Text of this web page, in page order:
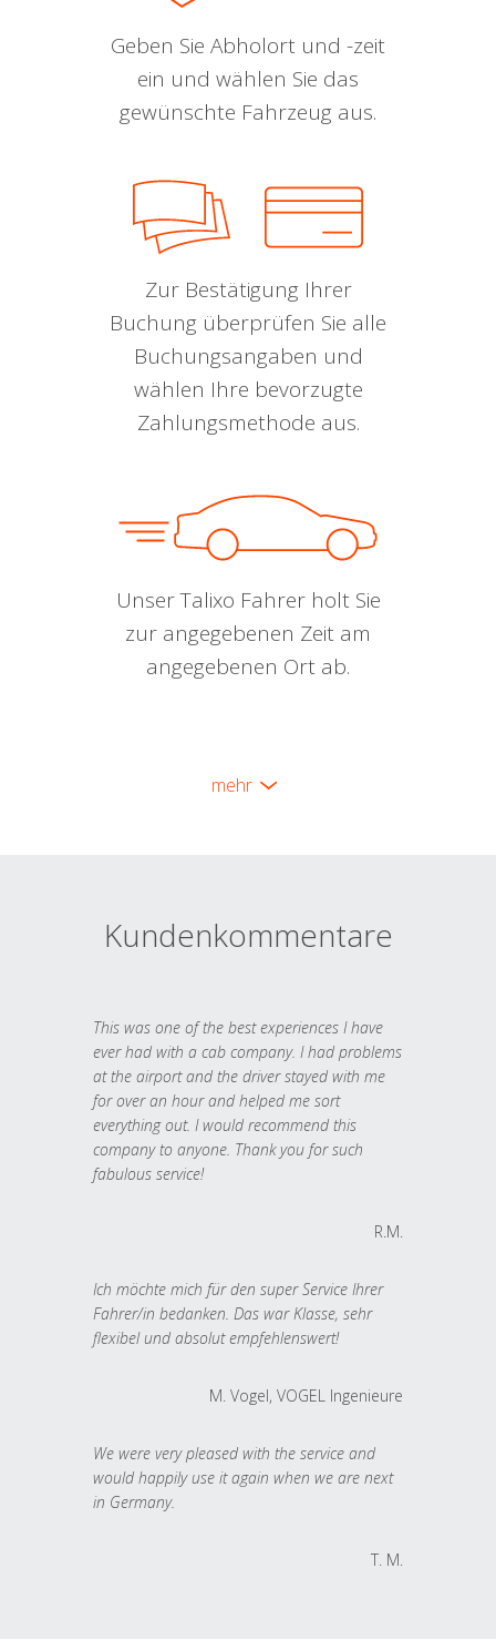
Geben Sie Abholort und -zeit
ein und wählen Sie das
gewünschte Fahrzeug aus.
Zur Bestätigung Ihrer
Buchung überprüfen Sie alle
Buchungsangaben und
wählen Ihre bevorzugte
Zahlungsmethode aus.
Unser Talixo Fahrer holt Sie
zur angegebenen Zeit am
angegebenen Ort ab.
mehr
Kundenkommentare
This was one of the best experiences I have
ever had with a cab company. I had problems
at the airport and the driver stayed with me
for over an hour and helped me sort
everything out. I would recommend this
company to anyone. Thank you for such
fabulous service!
R.M.
Ich möchte mich für den super Service Ihrer
Fahrer/in bedanken. Das war Klasse, sehr
flexibel und absolut empfehlenswert!
M. Vogel, VOGEL Ingenieure
We were very pleased with the service and
would happily use it again when we are next
in Germany.
T. M.